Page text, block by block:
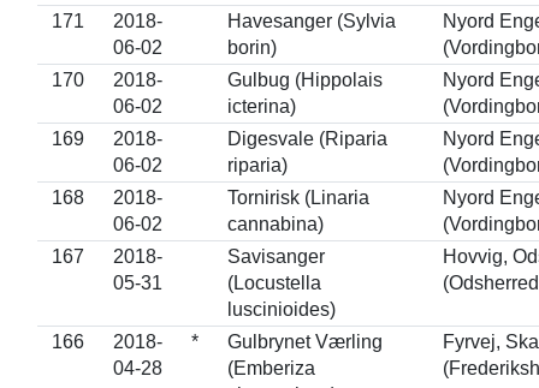
171
2018-
06-02
Havesanger (Sylvia
borin)
Nyord
170
2018-
06-02
Gulbug (Hippolais
icterina)
Nyord
169
2018-
06-02
Digesvale (Riparia
riparia)
Nyord
168
2018-
06-02
Tornirisk (Linaria
cannabina)
Nyord
167
2018-
05-31
Savisanger
(Locustella
luscinioides)
Hovvig,
166
2018-
04-28
*
Gulbrynet Værling
(Emberiza
Fyrvej,